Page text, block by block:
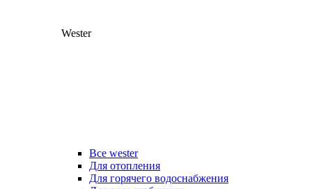
Wester
Все wester
Для отопления
Для горячего водоснабжения